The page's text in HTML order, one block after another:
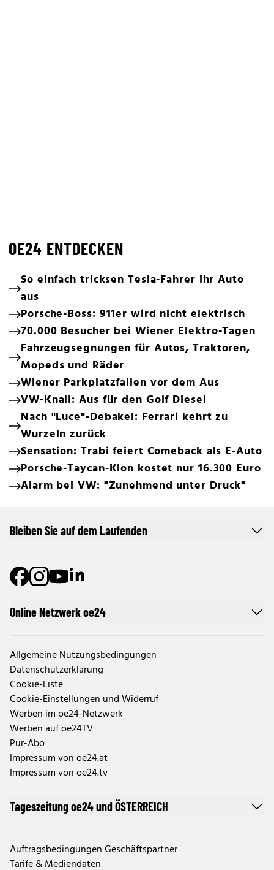
OE24 ENTDECKEN
So einfach tricksen Tesla-Fahrer ihr Auto
aus
Porsche-Boss: 911er wird nicht elektrisch
70.000 Besucher bei Wiener Elektro-Tagen
Fahrzeugsegnungen für Autos, Traktoren,
Mopeds und Räder
Wiener Parkplatzfallen vor dem Aus
VW-Knall: Aus für den Golf Diesel
Nach "Luce"-Debakel: Ferrari kehrt zu
Wurzeln zurück
Sensation: Trabi feiert Comeback als E-Auto
Porsche-Taycan-Klon kostet nur 16.300 Euro
Alarm bei VW: "Zunehmend unter Druck"
Online Netzwerk oe24
Allgemeine Nutzungsbedingungen
Datenschutzerklärung
Cookie-Liste
Cookie-Einstellungen und Widerruf
Werben im oe24-Netzwerk
Werben auf oe24TV
Pur-Abo
Impressum von oe24.at
Impressum von oe24.tv
Tageszeitung oe24 und ÖSTERREICH
Auftragsbedingungen Geschäftspartner
Tarife & Mediendaten
Bleiben Sie auf dem Laufenden